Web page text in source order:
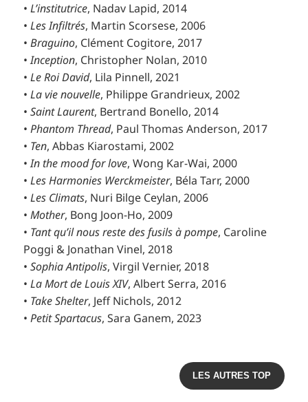
•L’institutrice, Nadav Lapid, 2014
•Les Infiltrés, Martin Scorsese, 2006
•Braguino, Clément Cogitore, 2017
•Inception, Christopher Nolan, 2010
•Le Roi David, Lila Pinnell, 2021
•La vie nouvelle, Philippe Grandrieux, 2002
•Saint Laurent, Bertrand Bonello, 2014
•Phantom Thread, Paul Thomas Anderson, 2017
• Ten, Abbas Kiarostami, 2002
•In the mood for love, Wong Kar-Wai, 2000
•Les Harmonies Werckmeister, Béla Tarr, 2000
•Les Climats, Nuri Bilge Ceylan, 2006
•Mother, Bong Joon-Ho, 2009
• Tant qu’il nous reste des fusils à pompe, Caroline
Poggi & Jonathan Vinel, 2018
•Sophia Antipolis, Virgil Vernier, 2018
•La Mort de Louis XIV, Albert Serra, 2016
• Take Shelter, Jeff Nichols, 2012
•Petit Spartacus, Sara Ganem, 2023
LES AUTRES TOP